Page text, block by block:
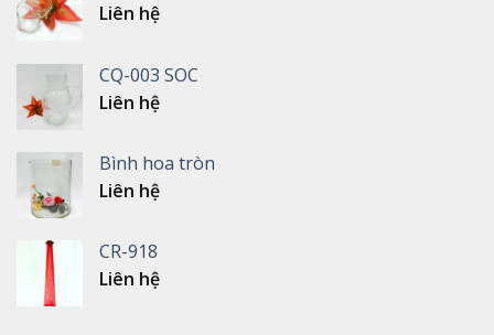
Liên hệ
CQ-003 SOC
Liên hệ
Bình hoa tròn
Liên hệ
CR-918
Liên hệ